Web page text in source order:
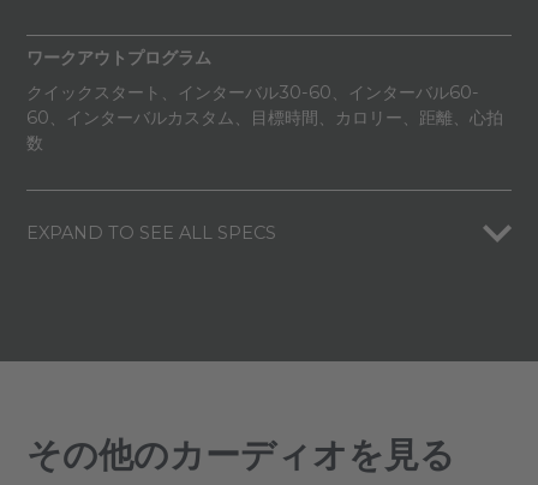
ワークアウトプログラム
クイックスタート、インターバル30-60、インターバル60-
60、インターバルカスタム、目標時間、カロリー、距離、心拍
数
EXPAND TO SEE ALL SPECS
その他のカーディオを見る